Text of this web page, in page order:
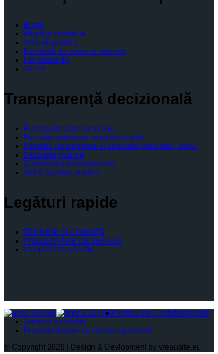
Buget
Bilanţuri contabile
Achiziţii publice
Declaratii de avere si interese
Formulare tip
GDPR
Transparenţă decizională
Proiecte de acte normative
Formular colectare propuneri, opinii
Registru consemnare si analizare propuneri, opinii
Dezbateri publice
Consultari interministeriale
Video Şedinţe publice
Legături rapide
TERMENI ŞI CONDIŢII
PREZENTARE GENERALĂ
CONTACTEAZĂ-NE
Politica De Confidențialitate
Termeni și condiții
Protectia datelor cu caracter personal
© Copyright 2026 | Design & Devlopment by vreausite.eu